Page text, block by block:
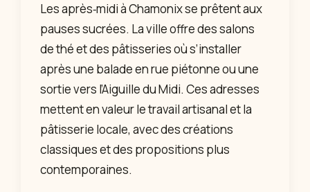
Les après‑midi à Chamonix se prêtent aux
pauses sucrées. La ville offre des salons
de thé et des pâtisseries où s’installer
après une balade en rue piétonne ou une
sortie vers l’Aiguille du Midi. Ces adresses
mettent en valeur le travail artisanal et la
pâtisserie locale, avec des créations
classiques et des propositions plus
contemporaines.